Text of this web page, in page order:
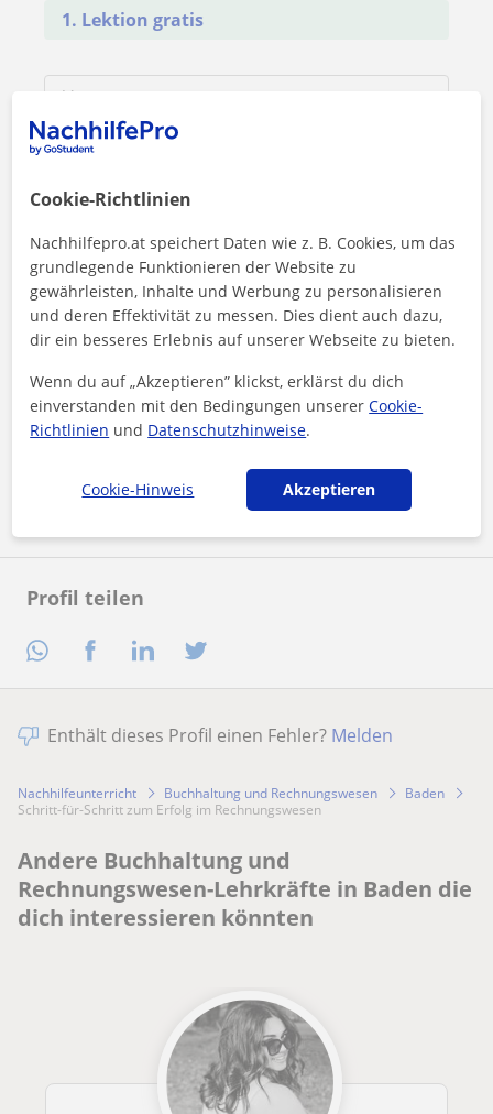
Profil teilen
1. Lektion gratis
Durch Klicken auf eine der beiden Schaltflächen stimmen Sie
unseremImpressum und unsererDatenschutzerklärungzu
Nachricht senden
Enthält dieses Profil einen Fehler? Melden
Nachhilfeunterricht Buchhaltung und Rechnungswesen
Baden
Schritt-für-Schritt zum Erfolg im Rechnungswesen
Andere Buchhaltung und
Rechnungswesen-Lehrkräfte in Baden die
dich interessieren könnten
Cookie-Richtlinien
Nachhilfepro.at speichert Daten wie z. B. Cookies, um das
grundlegende Funktionieren der Website zu
gewährleisten, Inhalte und Werbung zu personalisieren
und deren Effektivität zu messen. Dies dient auch dazu,
dir ein besseres Erlebnis auf unserer Webseite zu bieten.
Wenn du auf „Akzeptieren” klickst, erklärst du dich
einverstanden mit den Bedingungen unsererCookie-
Richtlinien und Datenschutzhinweise.
Cookie-Hinweis Akzeptieren